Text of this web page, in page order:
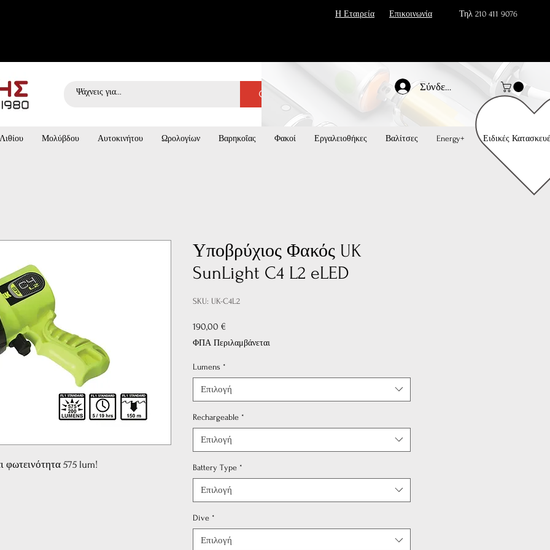
Η Εταιρεία Επικοινωνία Τηλ 210 411 9076
Σύνδεση
Μολύβδου Αυτοκινήτου Ωρολογίων Βαρηκοΐας Φακοί Εργαλειοθήκες Βαλίτσες Energy+ Ειδικές
φωτεινότητα 575 lum!
Υποβρύχιος Φακός UK
SunLight C4 L2 eLED
SKU: UK-C4L2
190,00 €
ΦΠΑ Περιλαμβάνεται
Lumens *
Επιλογή
Rechargeable *
Επιλογή
Battery Type *
Επιλογή
Dive *
Επιλογή